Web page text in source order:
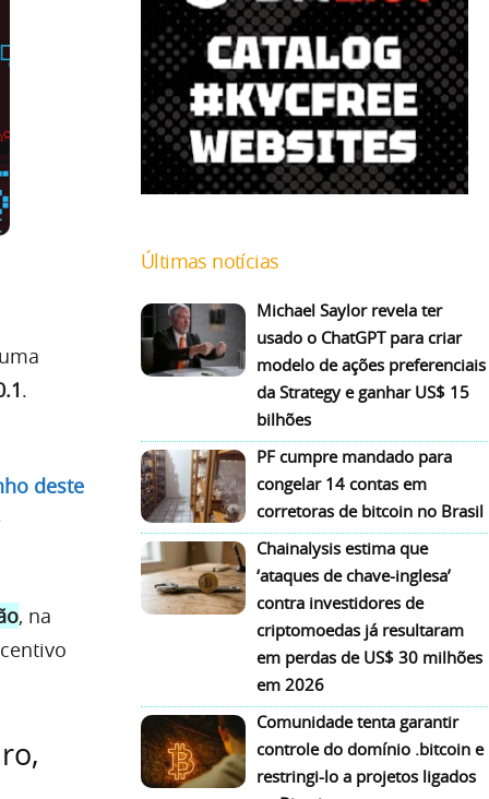
.
deste
, na
Últimas notícias
Michael Saylor revela ter
usado o ChatGPT para criar
modelo de ações preferenciais
da Strategy e ganhar US$ 15
bilhões
PF cumpre mandado para
congelar 14 contas em
corretoras de bitcoin no Brasil
Chainalysis estima que
‘ataques de chave-inglesa’
contra investidores de
criptomoedas já resultaram
em perdas de US$ 30 milhões
em 2026
Comunidade tenta garantir
controle do domínio .bitcoin e
restringi-lo a projetos ligados